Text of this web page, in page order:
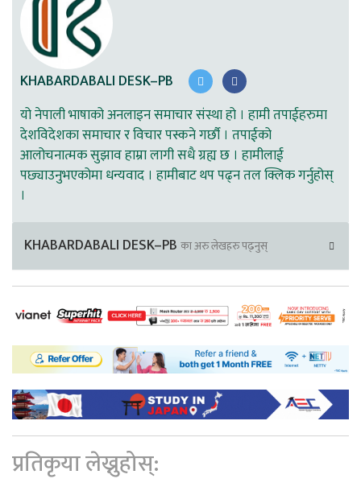
KHABARDABALI DESK–PB
यो नेपाली भाषाको अनलाइन समाचार संस्था हो । हामी तपाईहरुमा
देशविदेशका समाचार र विचार पस्कने गर्छौ । तपाईको
आलोचनात्मक सुझाव हाम्रा लागी सधै ग्रह्य छ । हामीलाई
पछ्याउनुभएकोमा धन्यवाद । हामीबाट थप पढ्न तल क्लिक गर्नुहोस्
।
KHABARDABALI DESK–PB का अरु लेखहरु पढ्नुस्
प्रतिकृया लेख्नुहोस्: